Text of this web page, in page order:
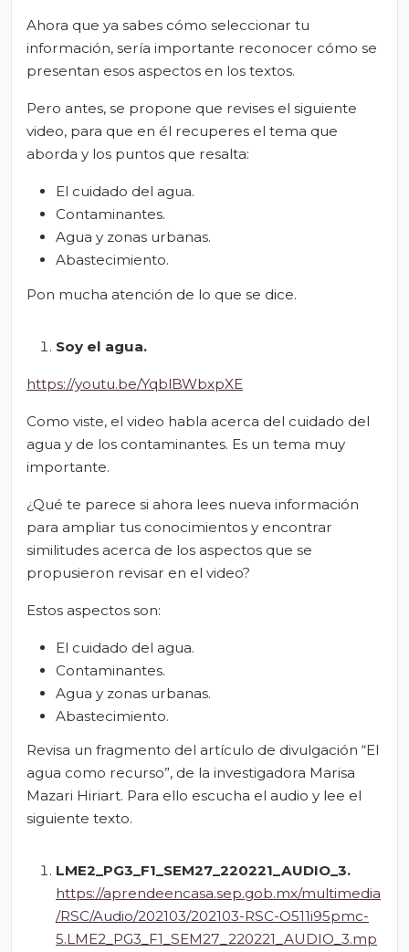
Ahora que ya sabes cómo seleccionar tu
información, sería importante reconocer cómo se
presentan esos aspectos en los textos.
Pero antes, se propone que revises el siguiente
video, para que en él recuperes el tema que
aborda y los puntos que resalta:
El cuidado del agua.
Contaminantes.
Agua y zonas urbanas.
Abastecimiento.
Pon mucha atención de lo que se dice.
Soy el agua.
https://youtu.be/YqblBWbxpXE
Como viste, el video habla acerca del cuidado del
agua y de los contaminantes. Es un tema muy
importante.
¿Qué te parece si ahora lees nueva información
para ampliar tus conocimientos y encontrar
similitudes acerca de los aspectos que se
propusieron revisar en el video?
Estos aspectos son:
El cuidado del agua.
Contaminantes.
Agua y zonas urbanas.
Abastecimiento.
Revisa un fragmento del artículo de divulgación “El
agua como recurso”, de la investigadora Marisa
Mazari Hiriart. Para ello escucha el audio y lee el
siguiente texto.
LME2_PG3_F1_SEM27_220221_AUDIO_3.
https://aprendeencasa.sep.gob.mx/multimedia
/RSC/Audio/202103/202103-RSC-O511i95pmc-
5.LME2_PG3_F1_SEM27_220221_AUDIO_3.mp